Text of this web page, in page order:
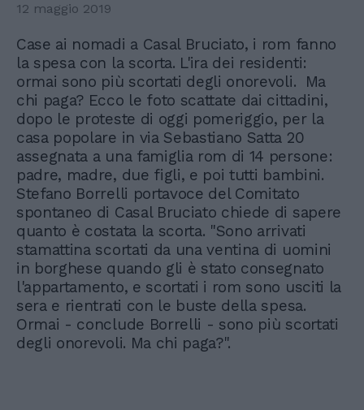
12 maggio 2019
Case ai nomadi a Casal Bruciato, i rom fanno
la spesa con la scorta. L'ira dei residenti:
ormai sono più scortati degli onorevoli. Ma
chi paga? Ecco le foto scattate dai cittadini,
dopo le proteste di oggi pomeriggio, per la
casa popolare in via Sebastiano Satta 20
assegnata a una famiglia rom di 14 persone:
padre, madre, due figli, e poi tutti bambini.
Stefano Borrelli portavoce del Comitato
spontaneo di Casal Bruciato chiede di sapere
quanto è costata la scorta. "Sono arrivati
stamattina scortati da una ventina di uomini
in borghese quando gli è stato consegnato
l'appartamento, e scortati i rom sono usciti la
sera e rientrati con le buste della spesa.
Ormai - conclude Borrelli - sono più scortati
degli onorevoli. Ma chi paga?".